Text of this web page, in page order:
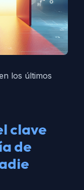
los últimos
clave
de